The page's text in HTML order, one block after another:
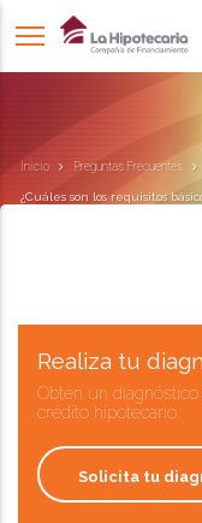
Inicio Preguntas Frecuentes
¿Cuáles son los requisitos
Realiza tu
Obtén un
crédito hipotecario.
Solicita tu